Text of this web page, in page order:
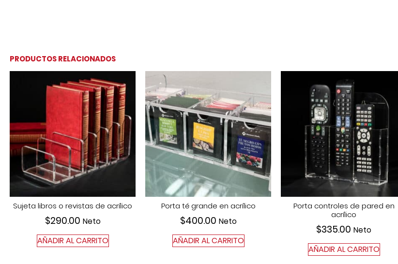
PRODUCTOS RELACIONADOS
Sujeta libros o revistas de acrílico
$290.00 Neto
AÑADIR AL CARRITO
Porta té grande en acrílico
$400.00 Neto
AÑADIR AL CARRITO
Porta controles de pared en
acrílico
$335.00 Neto
AÑADIR AL CARRITO